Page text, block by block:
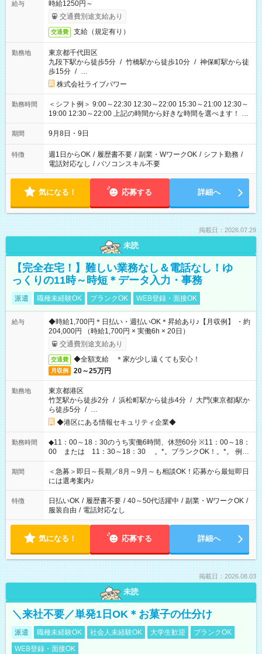
給与
時給1250円～
交通費別途支給あり
交通費 支給（規定有り）
勤務地
東京都千代田区
九段下駅から徒歩5分 / 竹橋駅から徒歩10分 / 神保町駅から徒
歩15分 / …
株式会社ライブパワー
勤務時間
＜シフト例＞ 9:00～22:30 12:30～22:00 15:30～21:00 12:30～
19:00 12:30～22:00 上記の時間から好きな時間を選べます！ ※
時間は変更となる可能性があります
期間 9月8日・9日
特徴 週1日からOK / 履歴書不要 / 副業・WワークOK / シフト勤務 /
電話対応なし / パソコンスキル不要
気になる！ 応募する 詳細へ
掲載日：2026.07.29
未読
【完全在宅！】難しい業務なし＆電話なし！ゆ
っくりの11時～時短＊データ入力・事務
派遣 職種未経験OK ブランクOK WEB登録・面接OK
給与
◆時給1,700円＊日払い・週払いOK＊昇給あり♪【月収例】 ・約
204,000円 （時給1,700円 × 実働6h × 20日）
交通費別途支給あり
交通費 ◆全額支給 ＊家が少し遠くても安心！
月収例 20～25万円
勤務地
東京都港区
竹芝駅から徒歩2分 / 浜松町駅から徒歩4分 / 大門(東京都)駅か
ら徒歩5分 / …
◆港区にある情報セキュリティ企業◆
勤務時間
◆11：00～18：30のうち実働6時間、休憩60分 ※11：00～18：
00 または 11：30～18：30 。*。ブランクOK！。*。 例え
ば前職が、 在宅/財団法人/事務/コールセンター/受付/販売/カフェ
スタッフ スイーツ販売/ホテルフロント/化粧品販売/など 様々な
業界から入社して活躍されています♪
期間
＜急募＞即日～長期／8月～9月～も相談OK！応募から最短即日
には選考案内♪
特徴 日払いOK / 履歴書不要 / 40～50代活躍中 / 副業・WワークOK /
服装自由 / 電話対応なし
気になる！ 応募する 詳細へ
掲載日：2026.08.03
未読
＼来社不要／単発1日OK＊お菓子の仕分け
派遣 職種未経験OK 社会人未経験OK 大学生歓迎
ブランクOK
WEB登録・面接OK